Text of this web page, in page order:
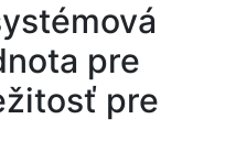
pre
pre